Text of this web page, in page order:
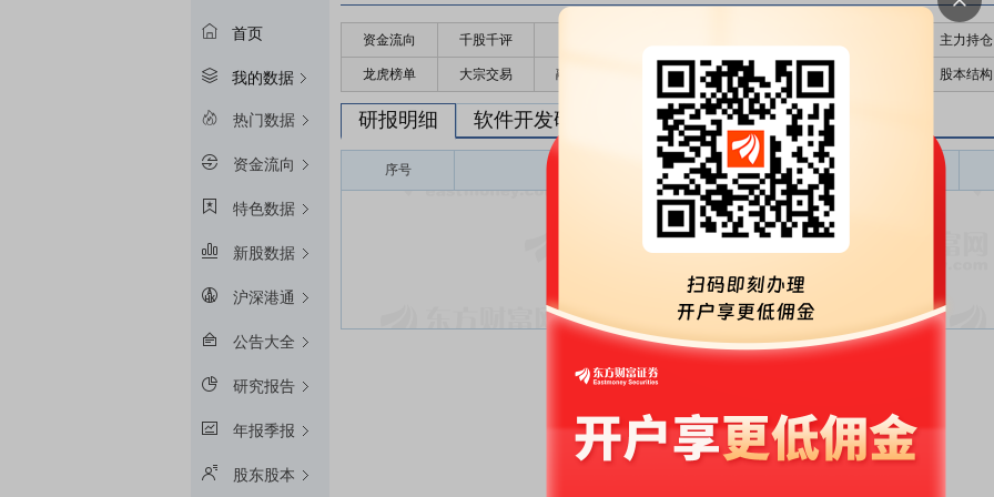
首页
我的数据
热门数据
资金流向
特色数据
新股数据
沪深港通
公告大全
研究报告
年报季报
股东股本
资金流向 千股千评 主力持仓
龙虎榜单 大宗交易 融资融券 高管持股 股东大会 股本结构
研报明细 软件开发研报 软件开发盈利预测
序号
东财
评级